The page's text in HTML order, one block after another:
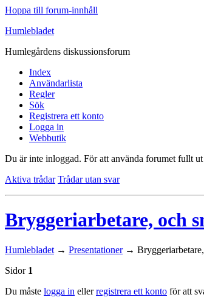
Hoppa till forum-innhåll
Humlebladet
Humlegårdens diskussionsforum
Index
Användarlista
Regler
Sök
Registrera ett konto
Logga in
Webbutik
Du är inte inloggad. För att använda forumet fullt
Aktiva trådar Trådar utan svar
Bryggeriarbetare, och
Humlebladet → Presentationer →
Sidor 1
Du måste logga in ellerregistrera ett konto för att